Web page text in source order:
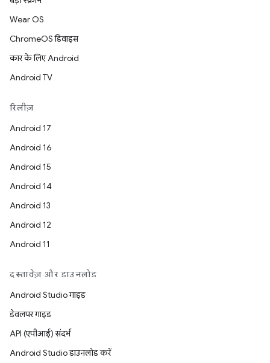
Wear OS
ChromeOS डिवाइस
कार के लिए Android
Android TV
रिलीज़
Android 17
Android 16
Android 15
Android 14
Android 13
Android 12
Android 11
दस्तावेज़ और डाउनलोड
Android Studio गाइड
डेवलपर गाइड
API (एपीआई) संदर्भ
Android Studio डाउनलोड करें